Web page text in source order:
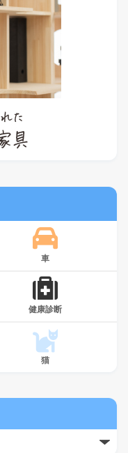
車
健康診断
猫